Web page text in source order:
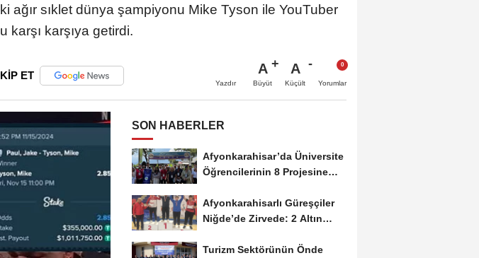
ağır sıklet dünya şampiyonu Mike Tyson ile YouTuber
karşı karşıya getirdi.
ET
Yazdır
A
Büyüt
A
Küçült Yorumlar
SON HABERLER
Afyonkarahisar’da Üniversite
Öğrencilerinin 8 Projesine
Afyonkarahisarlı Güreşçiler
Niğde’de Zirvede: 2 Altın
Turizm Sektörünün Önde